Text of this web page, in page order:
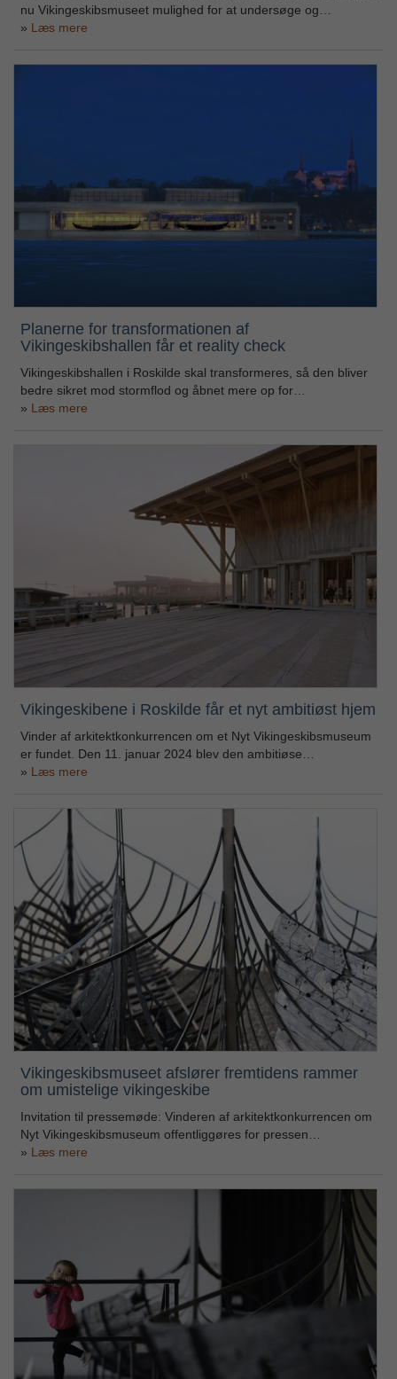
nu Vikingeskibsmuseet mulighed for at undersøge og…
Læs mere
Planerne for transformationen af
Vikingeskibshallen får et reality check
Vikingeskibshallen i Roskilde skal transformeres, så den bliver
bedre sikret mod stormflod og åbnet mere op for…
Læs mere
Vikingeskibene i Roskilde får et nyt ambitiøst hjem
Vinder af arkitektkonkurrencen om et Nyt Vikingeskibsmuseum
er fundet. Den 11. januar 2024 blev den ambitiøse…
Læs mere
Vikingeskibsmuseet afslører fremtidens rammer
om umistelige vikingeskibe
Invitation til pressemøde: Vinderen af arkitektkonkurrencen om
Nyt Vikingeskibsmuseum offentliggøres for pressen…
Læs mere